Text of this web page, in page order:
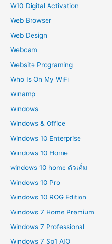
W10 Digital Activation
Web Browser
Web Design
Webcam
Website Programing
Who Is On My WiFi
Winamp
Windows
Windows & Office
Windows 10 Enterprise
Windows 10 Home
windows 10 home ตัวเต็ม
Windows 10 Pro
Windows 10 ROG Edition
Windows 7 Home Premium
Windows 7 Professional
Windows 7 Sp1 AIO